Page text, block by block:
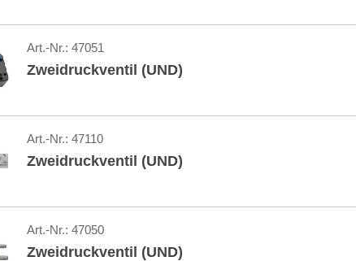
Art.-Nr.: 47051
Zweidruckventil (UND)
Art.-Nr.: 47110
Zweidruckventil (UND)
Art.-Nr.: 47050
Zweidruckventil (UND)